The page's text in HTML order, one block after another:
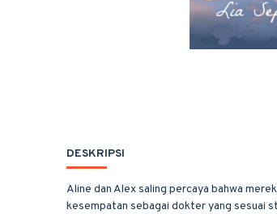
DESKRIPSI
Aline dan Alex saling percaya bahwa
kesempatan sebagai dokter yang sesuai